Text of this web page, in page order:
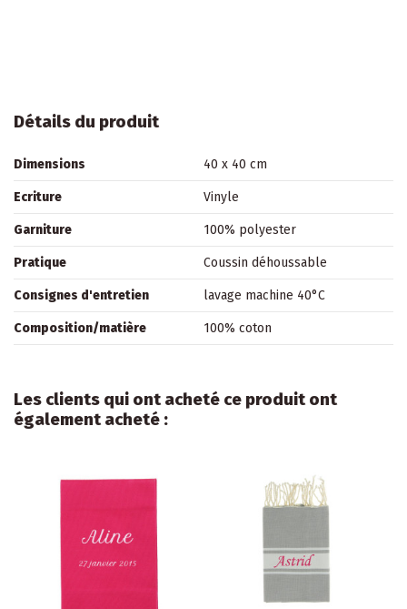
Détails du produit
Dimensions 40 x 40 cm
Ecriture Vinyle
Garniture 100% polyester
Pratique Coussin déhoussable
Consignes d'entretien lavage machine 40°C
Composition/matière 100% coton
Les clients qui ont acheté ce produit ont
également acheté :